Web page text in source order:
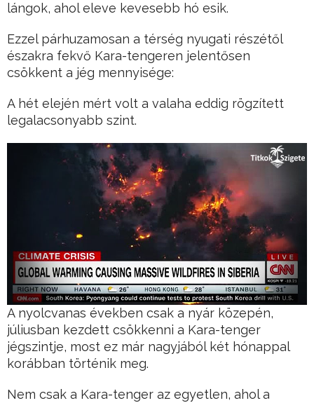
lángok, ahol eleve kevesebb hó esik.
Ezzel párhuzamosan a térség nyugati részétől
északra fekvő Kara-tengeren jelentősen
csökkent a jég mennyisége:
A hét elején mért volt a valaha eddig rögzített
legalacsonyabb szint.
A nyolcvanas években csak a nyár közepén,
júliusban kezdett csökkenni a Kara-tenger
jégszintje, most ez már nagyjából két hónappal
korábban történik meg.
Nem csak a Kara-tenger az egyetlen, ahol a